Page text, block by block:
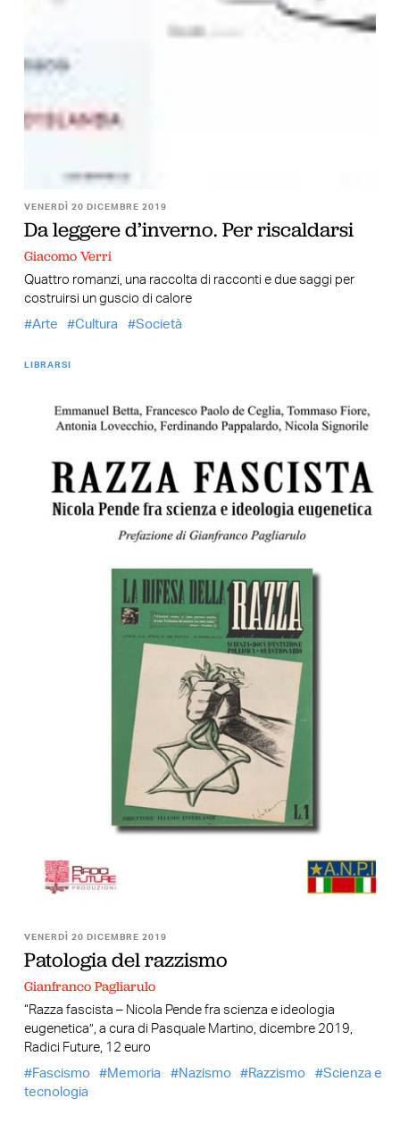
VENERDÌ 20 DICEMBRE 2019
Da leggere d’inverno. Per riscaldarsi
Giacomo Verri
Quattro romanzi, una raccolta di racconti e due saggi per
costruirsi un guscio di calore
Arte
Cultura Società
LIBRARSI
VENERDÌ 20 DICEMBRE 2019
Patologia del razzismo
Gianfranco Pagliarulo
“Razza fascista – Nicola Pende fra scienza e ideologia
eugenetica”, a cura di Pasquale Martino, dicembre 2019,
Radici Future, 12 euro
Fascismo
Memoria Nazismo Razzismo
Scienza e
tecnologia